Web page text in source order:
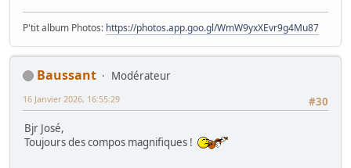
P'tit album Photos: https://photos.app.goo.gl/WmW9yxXEvr9g4Mu87
Baussant
Modérateur
#30
16 Janvier 2026, 16:55:29
Bjr José,
Toujours des compos magnifiques !